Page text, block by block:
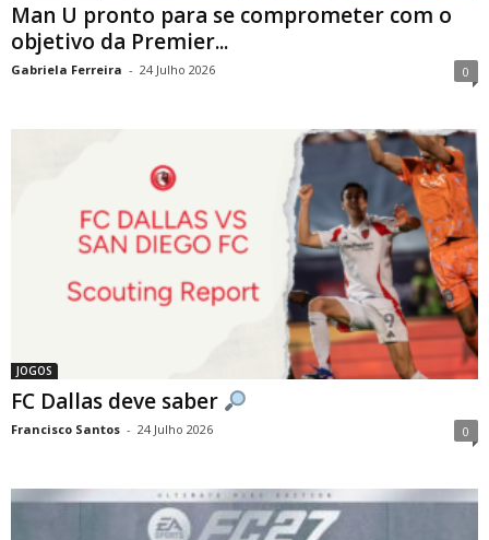
Man U pronto para se comprometer com o
objetivo da Premier...
Gabriela Ferreira - 24 Julho 2026 0
JOGOS
FC Dallas deve saber
Francisco Santos - 24 Julho 2026 0